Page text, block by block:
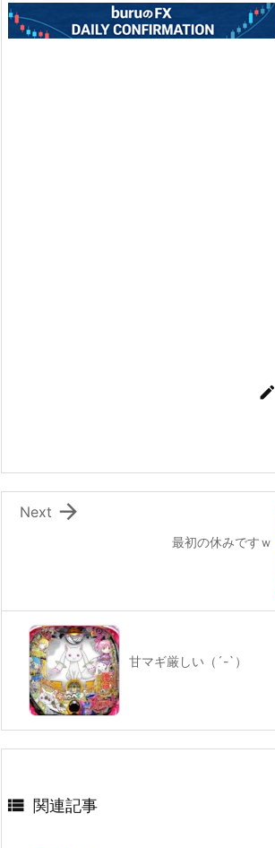

最初の休みですｗ

Next
甘マギ厳しい（´-`）
 関連記事